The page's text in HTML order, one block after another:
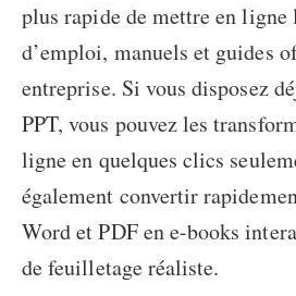
plus rapide de mettre en ligne
d’emploi, manuels et guides
entreprise. Si vous disposez
PPT, vous pouvez les
ligne en quelques clics
également convertir
Word et PDF en e-books
de feuilletage réaliste.